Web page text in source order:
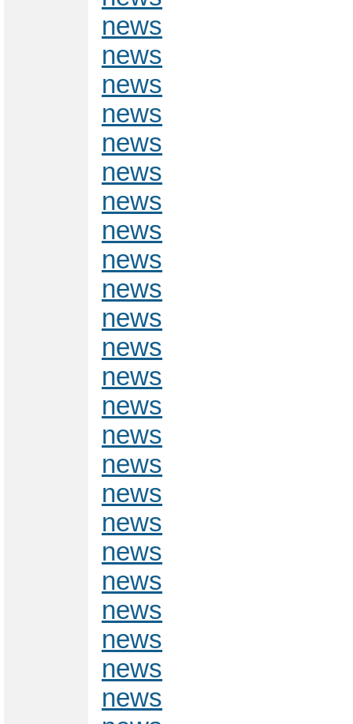
news
news
news
news
news
news
news
news
news
news
news
news
news
news
news
news
news
news
news
news
news
news
news
news